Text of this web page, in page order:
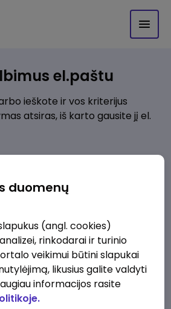
el.paštu
ieškote ir vos kriterijus
atsiras, iš karto gausite jį el.
pasiūlymai jus domina?
duomenų
(angl. cookies)
rinkodarai ir turinio
veikimui būtini slapukai
likusius galite valdyti
informacijos rasite